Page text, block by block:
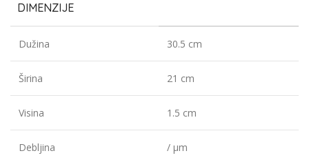
DIMENZIJE
Dužina 30.5 cm
Širina 21 cm
Visina 1.5 cm
Debljina / µm